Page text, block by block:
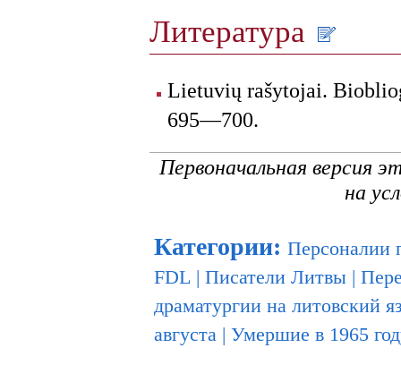
Литература
Lietuvių rašytojai.
695—700.
Первоначальная версия
на
Категории: Персоналии
FDL | Писатели Литвы |
драматургии на литовский
августа | Умершие в 1965